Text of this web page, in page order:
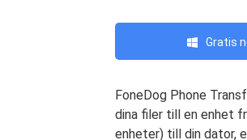
Gratis
FoneDog Phone
dina filer till en enhet
enheter) till din dator,